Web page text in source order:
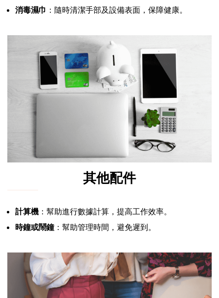
消毒濕巾 ：隨時清潔手部及設備表面，保障健康。
其他配件
計算機 ：幫助進行數據計算，提高工作效率。
時鐘或鬧鐘：幫助管理時間，避免遲到。